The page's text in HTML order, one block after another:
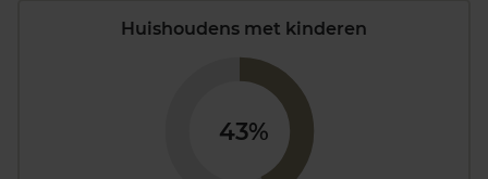
Huishoudens met kinderen
43%